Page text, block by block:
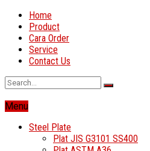
Home
Product
Cara Order
Service
Contact Us
Menu
Steel Plate
Plat JIS G3101 SS400